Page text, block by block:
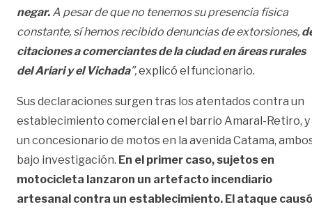
negar. A pesar de que no tenemos su presencia física
constante, sí hemos recibido denuncias de extorsiones,
citaciones a comerciantes de la ciudad en áreas rurales
del Ariari y el Vichada”,explicó el funcionario.
Sus declaraciones surgen tras los atentados contra un
establecimiento comercial en el barrio Amaral-Retiro, y
un concesionario de motos en la avenida Catama,
bajo investigación. En el primer caso, sujetos en
motocicleta lanzaron un artefacto incendiario
artesanal contra un establecimiento. El ataque causó